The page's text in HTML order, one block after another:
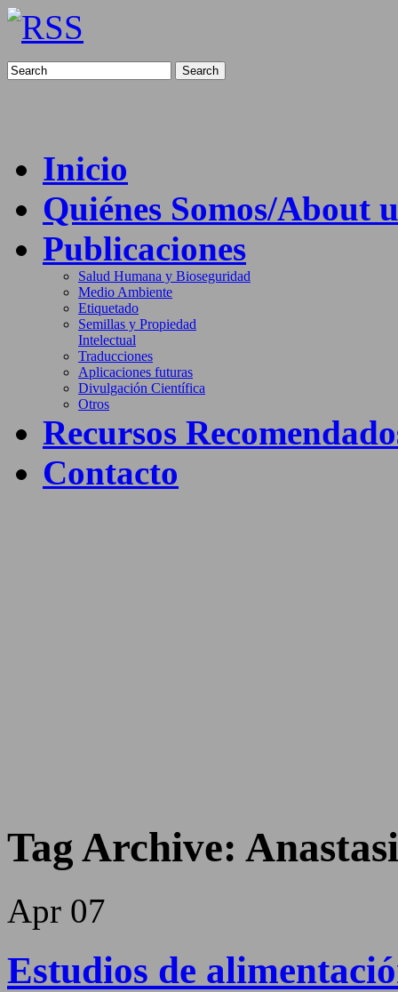
Search
Inicio
Quiénes Somos/About
Publicaciones
Salud Humana y Bioseguridad
Medio Ambiente
Etiquetado
Semillas y Propiedad
Intelectual
Traducciones
Aplicaciones futuras
Divulgación Científica
Otros
Recursos
Contacto
Tag Archive:
Apr 07
Estudios de